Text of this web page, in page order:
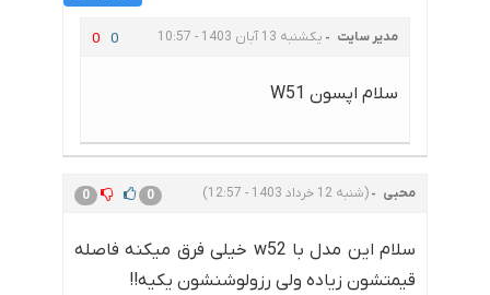
مدیر سایت یکشنبه 13 آبان 1403 - 10:57 0 0
سلام اپسون W51
محبی (شنبه 12 خرداد 1403 - 12:57) 0 0
سلام این مدل با w52 خیلی فرق میکنه فاصله
قیمتشون زیاده ولی رزولوشنشون یکیه!!